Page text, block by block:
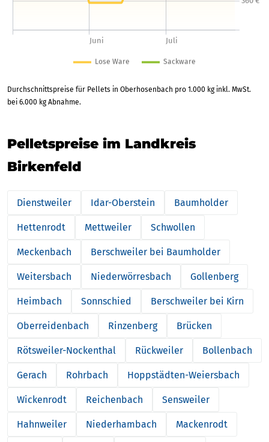
Durchschnittspreise für Pellets in Oberhosenbach pro 1.000 kg inkl. MwSt.
bei 6.000 kg Abnahme.
Pelletspreise im Landkreis
Birkenfeld
Dienstweiler Idar-Oberstein Baumholder
Hettenrodt Mettweiler Schwollen
Meckenbach Berschweiler bei Baumholder
Weitersbach Niederwörresbach Gollenberg
Heimbach Sonnschied Berschweiler bei Kirn
Oberreidenbach Rinzenberg Brücken
Rötsweiler-Nockenthal Rückweiler Bollenbach
Gerach Rohrbach Hoppstädten-Weiersbach
Wickenrodt Reichenbach Sensweiler
Hahnweiler Niederhambach Mackenrodt